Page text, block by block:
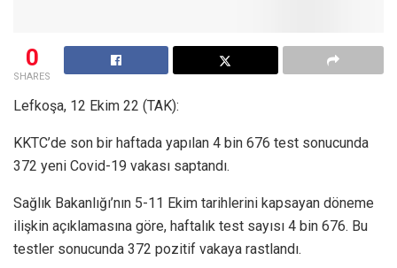
0
SHARES
Lefkoşa, 12 Ekim 22 (TAK):
KKTC’de son bir haftada yapılan 4 bin 676 test sonucunda
372 yeni Covid-19 vakası saptandı.
Sağlık Bakanlığı’nın 5-11 Ekim tarihlerini kapsayan döneme
ilişkin açıklamasına göre, haftalık test sayısı 4 bin 676. Bu
testler sonucunda 372 pozitif vakaya rastlandı.